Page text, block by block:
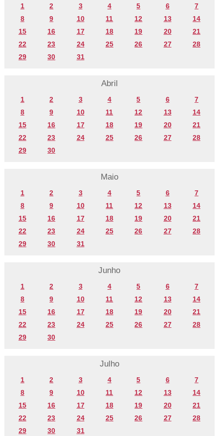
1 2 3 4 5 6
7
8
9 10 11 12 13
14
15
16 17 18 19 20
21
22
23 24 25 26 27
28
29
30 31
Abril
1 2 3 4 5 6
7
8
9 10 11 12 13
14
15
16 17 18 19 20
21
22
23 24 25 26 27
28
29
30
Maio
1 2 3 4 5 6
7
8
9 10 11 12 13
14
15
16 17 18 19 20
21
22
23 24 25 26 27
28
29
30 31
Junho
1 2 3 4 5 6
7
8
9 10 11 12 13
14
15
16 17 18 19 20
21
22
23 24 25 26 27
28
29
30
Julho
1 2 3 4 5 6
7
8
9 10 11 12 13
14
15
16 17 18 19 20
21
22
23 24 25 26 27
28
29
30 31